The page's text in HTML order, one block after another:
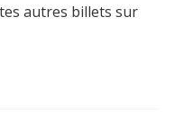
autres billets sur